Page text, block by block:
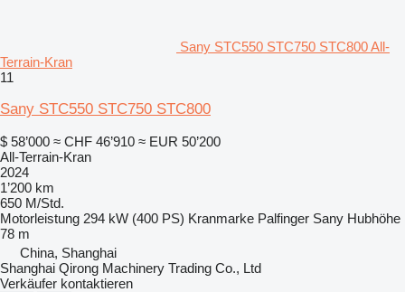
Sany STC550 STC750 STC800 All-
Terrain-Kran
11
Sany STC550 STC750 STC800
$ 58’000 ≈ CHF 46’910 ≈ EUR 50’200
All-Terrain-Kran
2024
1’200 km
650 M/Std.
Motorleistung 294 kW (400 PS) Kranmarke Palfinger Sany Hubhöhe
78 m
China, Shanghai
Shanghai Qirong Machinery Trading Co., Ltd
Verkäufer kontaktieren